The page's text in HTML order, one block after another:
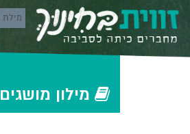
Skip to content
‫‫מילון‬ מושגים‬